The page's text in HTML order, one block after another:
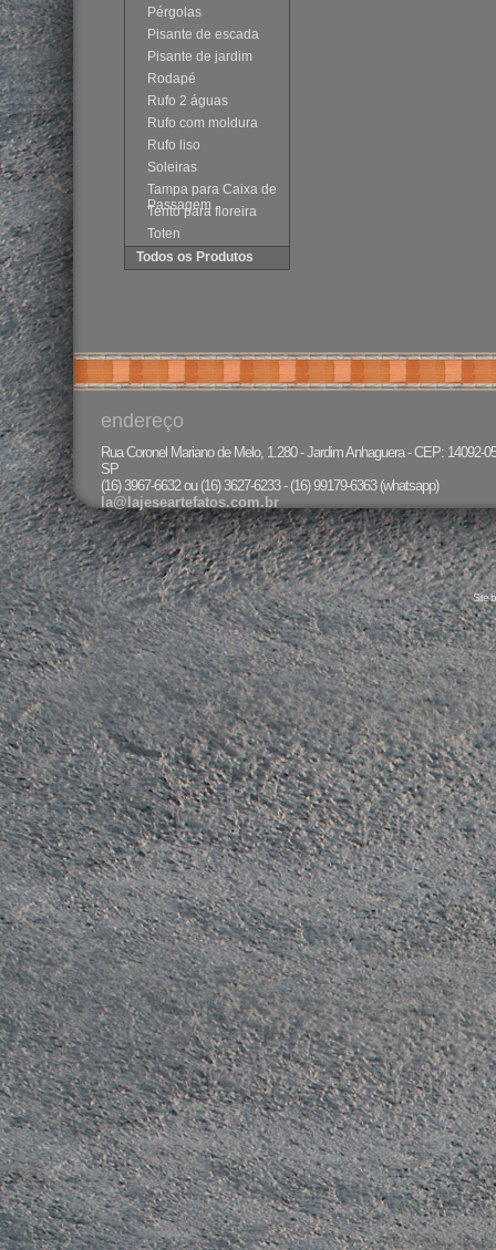
Pérgolas
Pisante de escada
Pisante de jardim
Rodapé
Rufo 2 águas
Rufo com moldura
Rufo liso
Soleiras
Tampa para Caixa de
Passagem
Tento para floreira
Toten
Todos os Produtos
endereço
Rua Coronel Mariano de Melo, 1.280 - Jardim Anhaguera - CEP: 14092-
SP
(16) 3967-6632 ou (16) 3627-6233 - (16) 99179-6363 (whatsapp)
la@lajeseartefatos.com.br
Site